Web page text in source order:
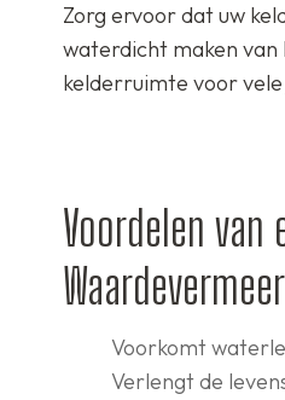
Zorg ervoor dat uw
waterdicht maken van
kelderruimte voor
Voordelen van
Voorkomt
Verlengt de